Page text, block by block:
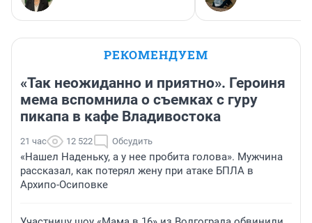
РЕКОМЕНДУЕМ
«Так неожиданно и приятно». Героиня
мема вспомнила о съемках с гуру
пикапа в кафе Владивостока
21 час 12 522 Обсудить
«Нашел Наденьку, а у нее пробита голова». Мужчина
рассказал, как потерял жену при атаке БПЛА в
Архипо-Осиповке